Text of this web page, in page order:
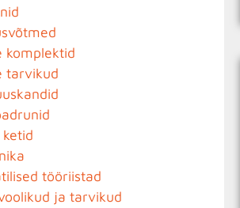
komplektid
tarvikud
tööriistad
ja tarvikud